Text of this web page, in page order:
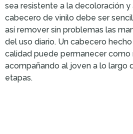
sea resistente a la decoloración
cabecero de vinilo debe ser
así remover sin problemas las
del uso diario. Un cabecero
calidad puede permanecer como
acompañando al joven a lo largo
etapas.